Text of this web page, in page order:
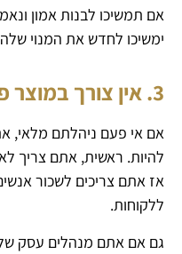
אם תמשיכו לבנות אמון
ימשיכו לחדש את המנוי
3. אין צורך במוצר פיזי
אם אי פעם ניהלתם מלאי,
להיות. ראשית, אתם צריך
אז אתם צריכים לשכור
ללקוחות.
גם אם אתם מנהלים עסק של